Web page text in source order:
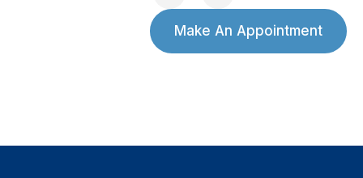
Make An Appointment